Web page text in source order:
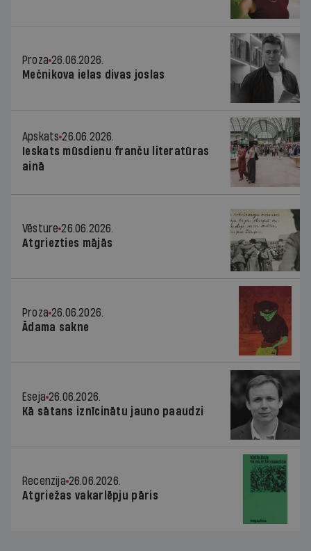
Proza 26.06.2026.
Mečnikova ielas divas joslas
Apskats 26.06.2026.
Ieskats mūsdienu franču literatūras
ainā
Vēsture 26.06.2026.
Atgriezties mājās
Proza 26.06.2026.
Ādama sakne
Eseja 26.06.2026.
Kā sātans iznīcinātu jauno paaudzi
Recenzija 26.06.2026.
Atgriežas vakarlēpju pāris